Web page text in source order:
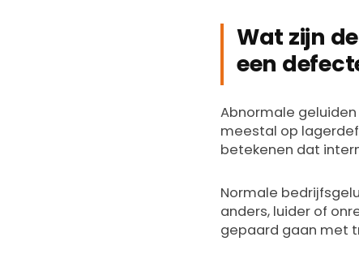
Wat zijn
een
Abnormale
meestal op
betekenen dat
Normale
anders, luider of
gepaard gaan met